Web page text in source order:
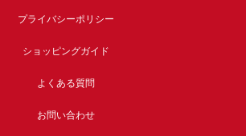
プライバシーポリシー
ショッピングガイド
よくある質問
お問い合わせ